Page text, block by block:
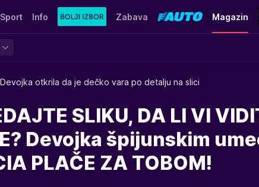
Sport Info Zabava Magazin
Devojka otkrila da je dečko vara po detalju na slici
SLIKU, DA LI VI
Devojka špijunskim
PLAČE ZA TOBOM!